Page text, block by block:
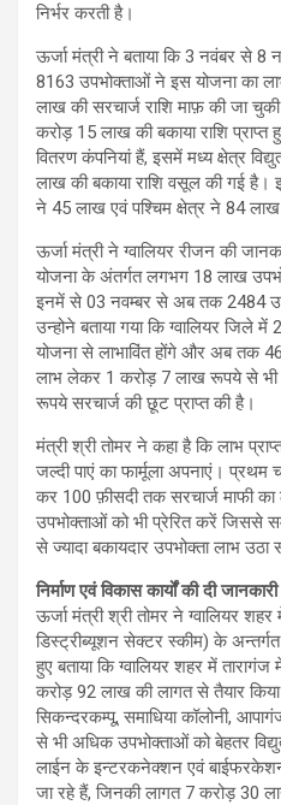
निर्भर करती है।
ऊर्जा मंत्री ने बताया कि 3 नवंबर से
8163 उपभोक्ताओं ने इस योजना का
लाख की सरचार्ज राशि माफ़ की जा
करोड़ 15 लाख की बकाया राशि
वितरण कंपनियां हैं, इसमें मध्य क्षेत्र
लाख की बकाया राशि वसूल की गई है।
ने 45 लाख एवं पश्चिम क्षेत्र ने 84
ऊर्जा मंत्री ने ग्वालियर रीजन की
योजना के अंतर्गत लगभग 18 लाख
इनमें से 03 नवम्बर से अब तक 2484
उन्होने बताया गया कि ग्वालियर जिले
योजना से लाभाविंत होंगे और अब तक
लाभ लेकर 1 करोड़ 7 लाख रूपये से
रूपये सरचार्ज की छूट प्राप्त की है।
मंत्री श्री तोमर ने कहा है कि लाभ
जल्दी पाएं का फार्मूला अपनाएं। प्रथम
कर 100 फ़ीसदी तक सरचार्ज माफी
उपभोक्ताओं को भी प्रेरित करें जिससे
से ज्यादा बकायदार उपभोक्ता लाभ
निर्माण एवं विकास कार्यों की दी जानकारी
ऊर्जा मंत्री श्री तोमर ने ग्वालियर
डिस्ट्रीब्यूशन सेक्टर स्कीम) के अन्तर्गत
हुए बताया कि ग्वालियर शहर में
करोड़ 92 लाख की लागत से तैयार
सिकन्दरकम्पू, समाधिया कॉलोनी,
से भी अधिक उपभोक्ताओं को बेहतर
लाईन के इन्टरकनेक्शन एवं बाईफरकेशन
जा रहे हैं, जिनकी लागत 7 करोड़ 30